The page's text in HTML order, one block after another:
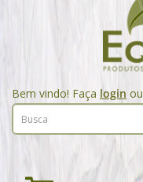
Bem vindo! Faça login ou